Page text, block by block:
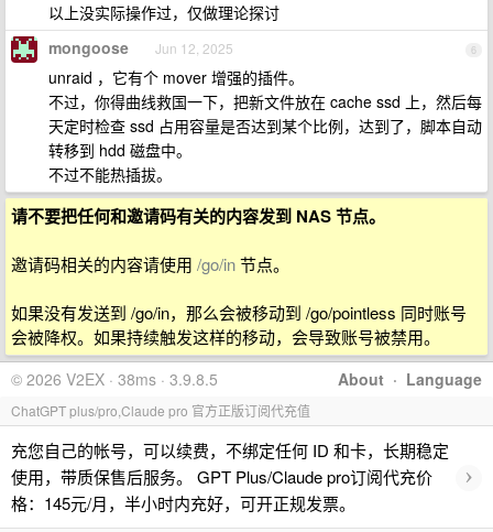
以上没实际操作过，仅做理论探讨
6
mongoose Jun 12, 2025
unraid ，它有个 mover 增强的插件。
不过，你得曲线救国一下，把新文件放在 cache ssd 上，然后每
天定时检查 ssd 占用容量是否达到某个比例，达到了，脚本自动
转移到 hdd 磁盘中。
不过不能热插拔。
请不要把任何和邀请码有关的内容发到 NAS 节点。
邀请码相关的内容请使用 /go/in节点。
如果没有发送到 /go/in，那么会被移动到 /go/pointless 同时账号
会被降权。如果持续触发这样的移动，会导致账号被禁用。
About · Language
© 2026 V2EX · 38ms · 3.9.8.5
ChatGPT plus/pro,Claude pro 官方正版订阅代充值
充您自己的帐号，可以续费，不绑定任何 ID 和卡，长期稳定
使用，带质保售后服务。 GPT Plus/Claude pro订阅代充价
格：145元/月，半小时内充好，可开正规发票。
›